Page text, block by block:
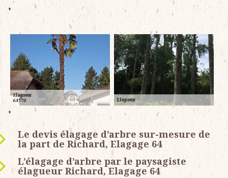
Le devis élagage d’arbre sur-mesure de
la part de Richard, Elagage 64
L’élagage d’arbre par le paysagiste
élagueur Richard, Elagage 64